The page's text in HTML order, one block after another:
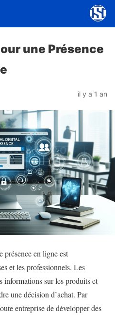
une Présence
il y a 1 an
présence en ligne est
et les professionnels. Les
informations sur les produits et
une décision d’achat. Par
entreprise de développer des